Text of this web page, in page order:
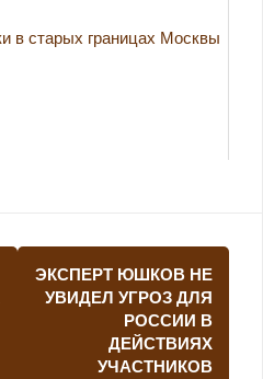
ЭКСПЕРТ ЮШКОВ НЕ
УВИДЕЛ УГРОЗ ДЛЯ
РОССИИ В
ДЕЙСТВИЯХ
УЧАСТНИКОВ